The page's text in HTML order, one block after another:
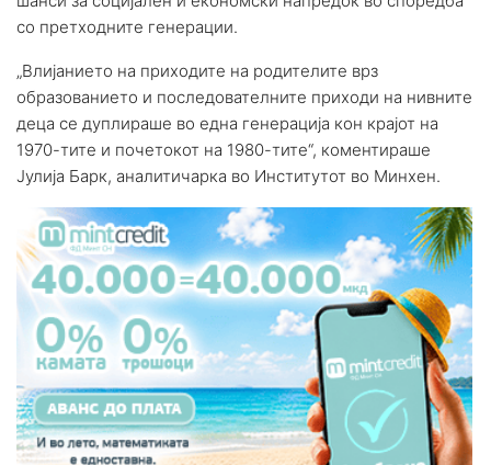
со претходните генерации.
„Влијанието на приходите на родителите врз
образованието и последователните приходи на нивните
деца се дуплираше во една генерација кон крајот на
1970-тите и почетокот на 1980-тите“, коментираше
Јулија Барк, аналитичарка во Институтот во Минхен.